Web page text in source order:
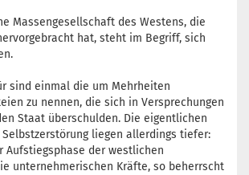
Massengesellschaft des Westens, die
hat, steht im Begriff, sich
sind einmal die um Mehrheiten
zu nennen, die sich in Versprechungen
Staat überschulden. Die eigentlichen
liegen allerdings tiefer:
Aufstiegsphase der westlichen
unternehmerischen Kräfte, so beherrscht